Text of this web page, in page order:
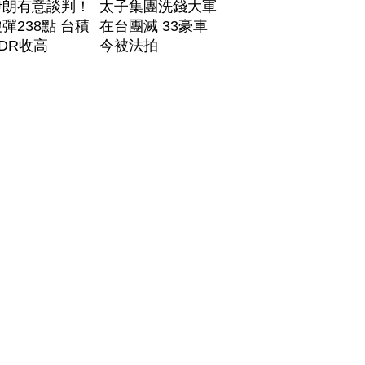
有意談判！
238點 台積
收高
太子集團洗錢大軍
在台團滅 33豪車
今被法拍